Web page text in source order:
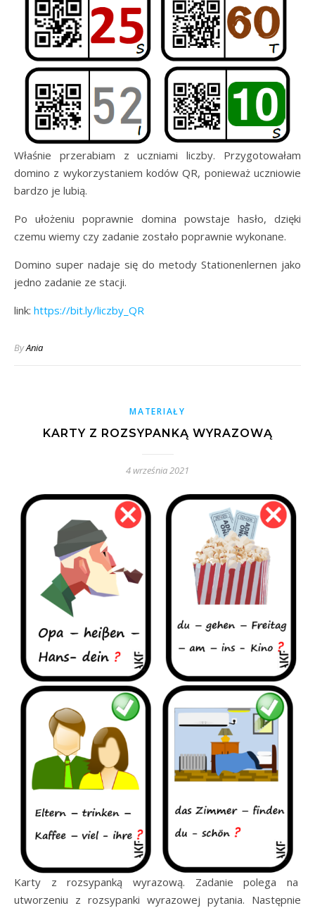
Właśnie przerabiam z uczniami liczby. Przygotowałam
domino z wykorzystaniem kodów QR, ponieważ uczniowie
bardzo je lubią.
Po ułożeniu poprawnie domina powstaje hasło, dzięki
czemu wiemy czy zadanie zostało poprawnie wykonane.
Domino super nadaje się do metody Stationenlernen jako
jedno zadanie ze stacji.
link: https://bit.ly/liczby_QR
ByAnia
MATERIAŁY
KARTY Z ROZSYPANKĄ WYRAZOWĄ
4 września 2021
Karty z rozsypanką wyrazową. Zadanie polega na
utworzeniu z rozsypanki wyrazowej pytania. Następnie